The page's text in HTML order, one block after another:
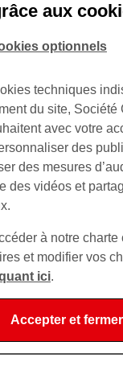
mobilier
aux
techniques
du site, Société
avec votre
des
des mesures
des vidéos et
à notre
et modifier vos
ici.
optionnels
Accepter et fermer